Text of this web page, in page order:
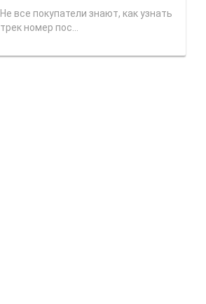
Не все покупатели знают, как узнать
трек номер пос...